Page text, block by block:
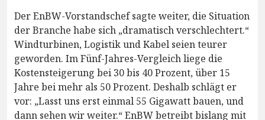
Der EnBW-Vorstandschef sagte weiter, die Situation
der Branche habe sich „dramatisch verschlechtert.“
Windturbinen, Logistik und Kabel seien teurer
geworden. Im Fünf-Jahres-Vergleich liege die
Kostensteigerung bei 30 bis 40 Prozent, über 15
Jahre bei mehr als 50 Prozent. Deshalb schlägt er
vor: „Lasst uns erst einmal 55 Gigawatt bauen, und
dann sehen wir weiter.“ EnBW betreibt bislang mit